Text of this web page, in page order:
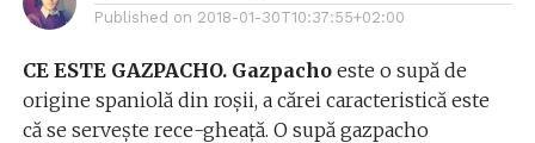
Published on 2018-01-30T10:37:55+02:00
CE ESTE GAZPACHO. Gazpacho este o supă de
origine spaniolă din roşii, a cărei caracteristică este
că se serveşte rece-gheaţă. O supă gazpacho